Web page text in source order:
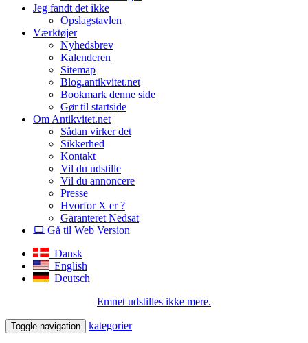
Jeg fandt det ikke
Opslagstavlen
Værktøjer
Nyhedsbrev
Kalenderen
Sitemap
Blog.antikvitet.net
Bookmark denne side
Gør til startside
Om Antikvitet.net
Sådan virker det
Sikkerhed
Kontakt
Vil du udstille
Vil du annoncere
Presse
Hvorfor X er ?
Garanteret Nedsat
Gå til Web Version
Dansk
English
Deutsch
Emnet udstilles ikke mere.
Toggle navigation kategorier